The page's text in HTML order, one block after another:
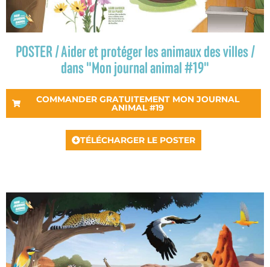
POSTER / Aider et protéger les animaux des villes /
dans "Mon journal animal #19"
COMMANDER GRATUITEMENT MON JOURNAL
ANIMAL #19
TÉLÉCHARGER LE POSTER